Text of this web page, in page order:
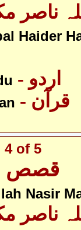
ناصر
Haider
- اردو
- قرآن
4 of 5
قصص
Nasir
ناصر